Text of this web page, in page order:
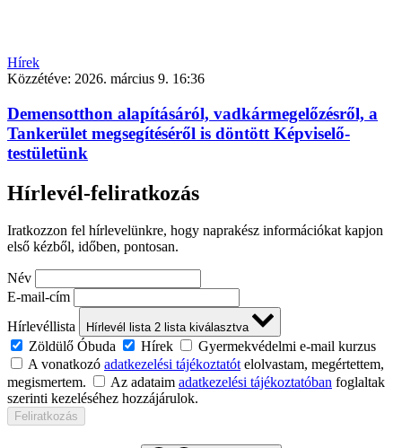
Hírek
Közzétéve: 2026. március 9. 16:36
Demensotthon alapításáról, vadkármegelőzésről, a
Tankerület megsegítéséről is döntött Képviselő-
testületünk
Hírlevél-feliratkozás
Iratkozzon fel hírlevelünkre, hogy naprakész információkat kapjon
első kézből, időben, pontosan.
Név
E-mail-cím
Hírlevéllista
Hírlevél lista 2 lista kiválasztva
Zöldülő Óbuda Hírek
Gyermekvédelmi e-mail kurzus
A vonatkozó adatkezelési tájékoztatótelolvastam, megértettem,
megismertem.
Az adataim adatkezelési tájékoztatóban foglaltak
szerinti kezeléséhez hozzájárulok.
Feliratkozás